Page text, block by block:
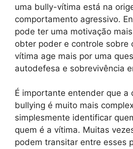
uma bully-vítima está na
comportamento agressivo.
pode ter uma motivação
obter poder e controle sobre
vítima age mais por uma
autodefesa e sobrevivência
É importante entender que a
bullying é muito mais
simplesmente identificar
quem é a vítima. Muitas
podem transitar entre esses